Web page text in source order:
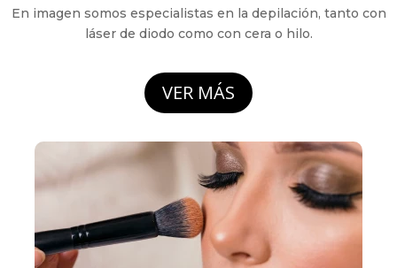
En imagen somos especialistas en la depilación, tanto con
láser de diodo como con cera o hilo.
VER MÁS